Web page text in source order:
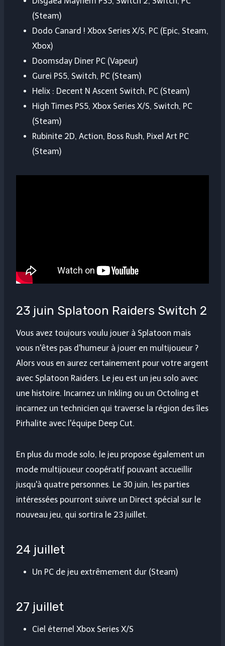
(Steam)
Dodo Canard ! Xbox Series X/S, PC (Epic, Steam,
Xbox)
Doomsday Diner PC (Vapeur)
Gurei PS5, Switch, PC (Steam)
Helix : Decent N Ascent Switch, PC (Steam)
High Times PS5, Xbox Series X/S, Switch, PC
(Steam)
Rubinite 2D, Action, Boss Rush, Pixel Art PC
(Steam)
23 juin Splatoon Raiders Switch 2
Vous avez toujours voulu jouer à Splatoon mais
vous n'êtes pas d'humeur à jouer en multijoueur ?
Alors vous en aurez certainement pour votre argent
avec Splatoon Raiders. Le jeu est un jeu solo avec
une histoire. Incarnez un Inkling ou un Octoling et
incarnez un technicien qui traverse la région des îles
Pirhalite avec l'équipe Deep Cut.
En plus du mode solo, le jeu propose également un
mode multijoueur coopératif pouvant accueillir
jusqu'à quatre personnes. Le 30 juin, les parties
intéressées pourront suivre un Direct spécial sur le
nouveau jeu, qui sortira le 23 juillet.
24 juillet
Un PC de jeu extrêmement dur (Steam)
27 juillet
Ciel éternel Xbox Series X/S